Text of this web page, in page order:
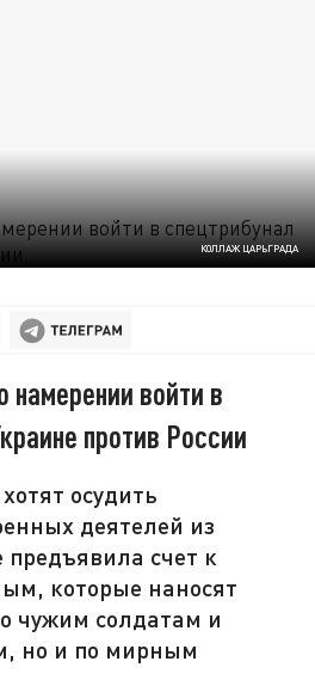
КОЛЛАЖ ЦАРЬГРАДА
намерении войти в
против России
осудить
деятелей из
счет к
которые наносят
чужим солдатам и
но и по мирным